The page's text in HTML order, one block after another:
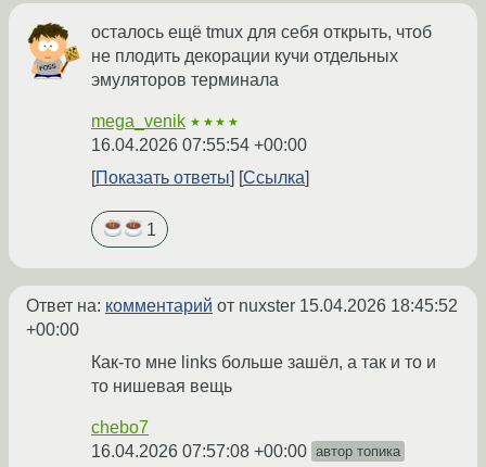
осталось ещё tmux для себя открыть, чтоб
не плодить декорации кучи отдельных
эмуляторов терминала
mega_venik ★★★★
16.04.2026 07:55:54 +00:00
Показать ответы
Ссылка
1
Ответ на: комментарий от nuxster 15.04.2026 18:45:52
+00:00
Как-то мне links больше зашёл, а так и то и
то нишевая вещь
chebo7
16.04.2026 07:57:08 +00:00 автор топика